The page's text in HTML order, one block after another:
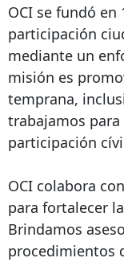
OCI se fundó
participación
mediante un
misión es
temprana,
trabajamos para
participación
OCI colabora
para fortalecer
Brindamos
procedimientos